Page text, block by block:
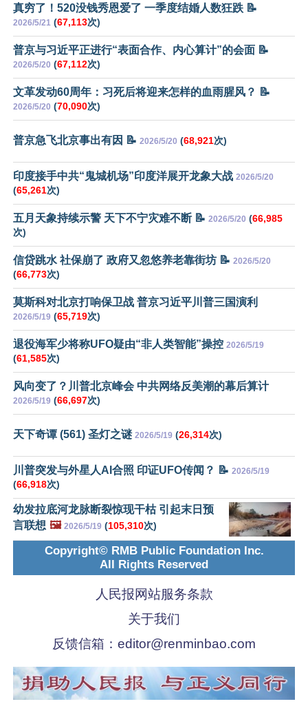
真穷了！520没钱秀恩爱了 一季度结婚人数狂跌 📝
2026/5/21 (67,113次)
普京与习近平正进行“表面合作、内心算计”的会面 📝
2026/5/20 (67,112次)
文革发动60周年：习死后将迎来怎样的血雨腥风？ 📝
2026/5/20 (70,090次)
普京急飞北京事出有因 📝 2026/5/20 (68,921次)
印度接手中共“鬼城机场”印度洋展开龙象大战 2026/5/20
(65,261次)
五月天象持续示警 天下不宁灾难不断 📝 2026/5/20 (66,985
次)
信贷跳水 社保崩了 政府又忽悠养老靠街坊 📝 2026/5/20
(66,773次)
莫斯科对北京打响保卫战 普京习近平川普三国演利
2026/5/19 (65,719次)
退役海军少将称UFO疑由“非人类智能”操控 2026/5/19
(61,585次)
风向变了？川普北京峰会 中共网络反美潮的幕后算计
2026/5/19 (66,697次)
天下奇谭 (561) 圣灯之谜 2026/5/19 (26,314次)
川普突发与外星人AI合照 印证UFO传闻？ 📝 2026/5/19
(66,918次)
幼发拉底河龙脉断裂惊现干枯 引起末日预
言联想 🖼️ 2026/5/19 (105,310次)
Copyright© RMB Public Foundation Inc.
All Rights Reserved
人民报网站服务条款
关于我们
反馈信箱： editor@renminbao.com